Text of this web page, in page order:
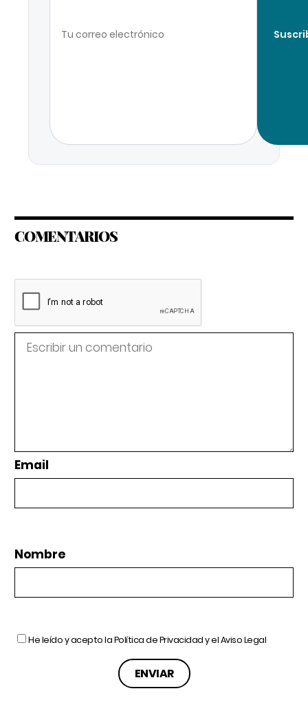
COMENTARIOS
Email
Nombre
He leído y acepto laPolítica de Privacidady elAviso Legal